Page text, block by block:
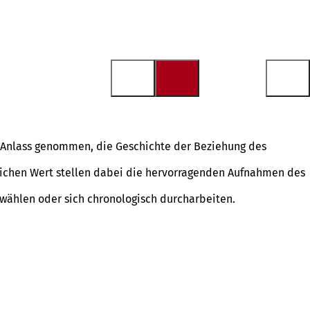
genommen, die Geschichte der Beziehung des
Wert stellen dabei die hervorragenden Aufnahmen des
oder sich chronologisch durcharbeiten.